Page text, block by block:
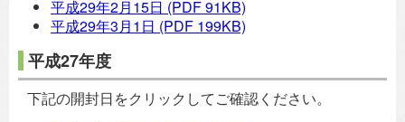
平成29年2月15日 (PDF 91KB)
平成29年3月1日 (PDF 199KB)
平成27年度
下記の開封日をクリックしてご確認ください。